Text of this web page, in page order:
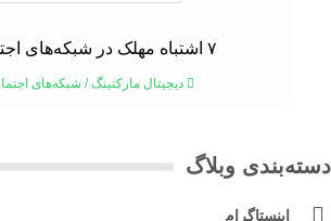
دیجیتال مارکتینگ/شبکه‌های
وبلاگ
اینستاگرام